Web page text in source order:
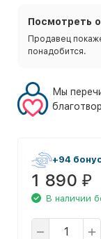
Посмотреть
Продавец
понадобится.
Мы
+94
1 890 ₽
В наличии